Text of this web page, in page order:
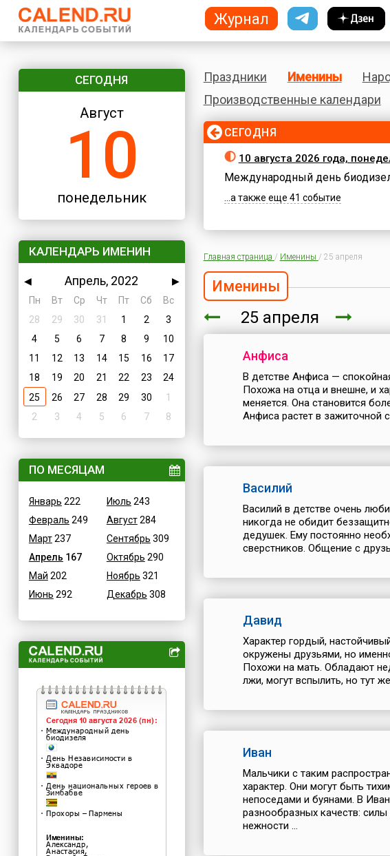
СЕГОДНЯ
Август
10
понедельник
КАЛЕНДАРЬ ИМЕНИН
◀ Апрель, 2022
▶
Пн
Вт Ср Чт Пт Сб
Вс
28
29 30 31 1 2
3
4
5 6 7 8 9
10
11
12 13 14 15 16
17
18
19 20 21 22 23
24
25
26 27 28 29 30
1
2
3 4 5 6 7 8
ПО МЕСЯЦАМ
Январь 222
Февраль 249
Март237
Апрель 167
Май 202
Июнь 292
Июль 243
Август284
Сентябрь 309
Октябрь 290
Ноябрь 321
Декабрь 308
Праздники Именины
Производственные календари
СЕГОДНЯ
10 августа 2026 года,
Международный день
...а также еще 41 событие
Главная страница / Именины / 25 апреля
Именины
25 апреля
Анфиса
В детстве Анфиса —
Похожа на отца и внешне, и
меняется. Она становится
Анфиса растет в зажиточной
Василий
Василий в детстве очень
никогда не обидит
дедушек. Ему постоянно
сверстников. Общение с
Давид
Характер гордый,
окружены друзьями, но
Похожи на мать. Обладают
лжи, могут вспылить, но тут
Иван
Мальчики с таким
характер. Они могут быть
непоседами и буянами. В
разнообразных качеств:
нежности ...
Журнал